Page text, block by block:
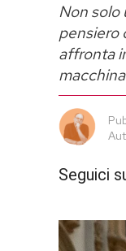
Non solo
pensiero
affronta
Seguici